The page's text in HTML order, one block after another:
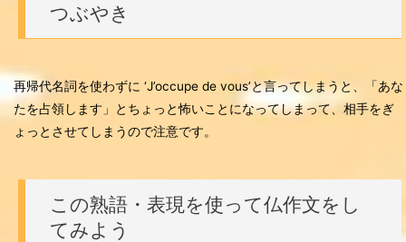
つぶやき
再帰代名詞を使わずに ‘J’occupe de vous’と言ってしまうと、「あな
たを占領します」とちょっと怖いことになってしまって、相手をぎ
ょっとさせてしまうので注意です。
この熟語・表現を使って仏作文をし
てみよう